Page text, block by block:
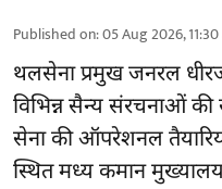
Published on:05 Aug 2026,
थलसेना प्रमुख जनरल
विभिन्न सैन्य संरचनाओं की
सेना की ऑपरेशनल
स्थित मध्य कमान